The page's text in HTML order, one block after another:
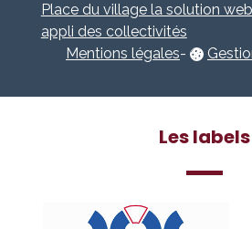
Place du village la solution
appli des collectivités
Mentions légales-
Les labels